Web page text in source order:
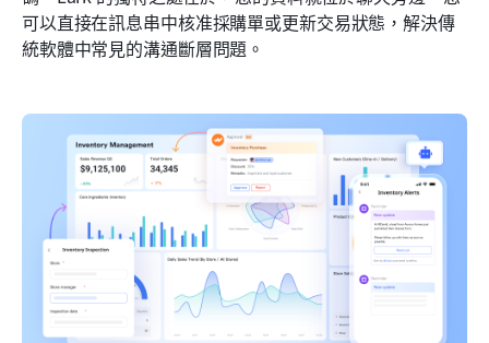
可以直接在訊息串中核准採購單或更新交易狀態，解決傳
統軟體中常見的溝通斷層問題。